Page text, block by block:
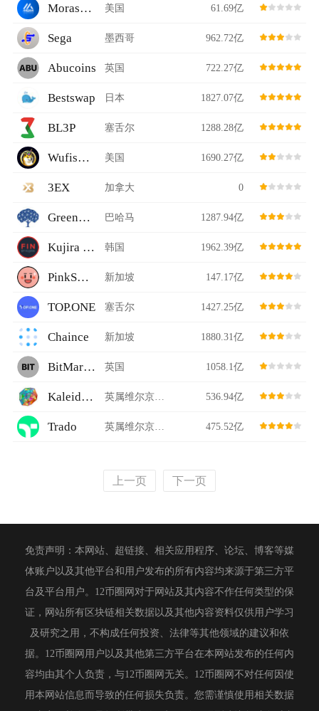
Moraswap 美国 61.69亿
Sega 墨西哥 962.72亿
Abucoins 英国 722.27亿
Bestswap 日本 1827.07亿
BL3P 塞舌尔 1288.28亿
Wufiswap 美国 1690.27亿
3EX 加拿大 0
Greenhouse 巴哈马 1287.94亿
Kujira Fin 韩国 1962.39亿
PinkSwap 新加坡 147.17亿
TOP.ONE 塞舌尔 1427.25亿
Chaince 新加坡 1880.31亿
BitMarket 英国 1058.1亿
KaleidoSwap 英属维尔京群岛 536.94亿
Trado 英属维尔京群岛 475.52亿
上一页 下一页
免责声明：本网站、超链接、相关应用程序、论坛、博客等媒
体账户以及其他平台和用户发布的所有内容均来源于第三方平
台及平台用户。12币圈网对于网站及其内容不作任何类型的保
证，网站所有区块链相关数据以及其他内容资料仅供用户学习
及研究之用，不构成任何投资、法律等其他领域的建议和依
据。12币圈网用户以及其他第三方平台在本网站发布的任何内
容均由其个人负责，与12币圈网无关。12币圈网不对任何因使
用本网站信息而导致的任何损失负责。您需谨慎使用相关数据